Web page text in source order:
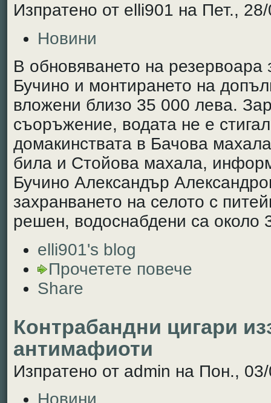
Изпратено от elli901 на Пет.,
Новини
В обновяването на
Бучино и монтирането на
вложени близо 35 000 лева.
съоръжение, водата не е
домакинствата в Бачова
била и Стойова махала,
Бучино Александър
захранването на селото с
решен, водоснабдени са около
elli901's blog
Прочетете повече
Share
Контрабандни цигари
антимафиоти
Изпратено от admin на Пон.,